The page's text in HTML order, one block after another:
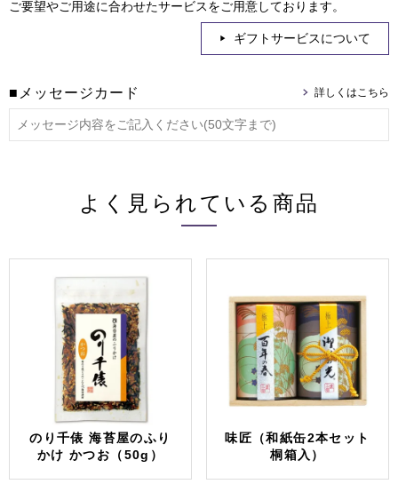
ご要望やご用途に合わせたサービスをご用意しております。
ギフトサービスについて
■メッセージカード
よく見られている商品
のり千俵 海苔屋のふり
かけ かつお（50g）
味匠（和紙缶2本セット
桐箱入）